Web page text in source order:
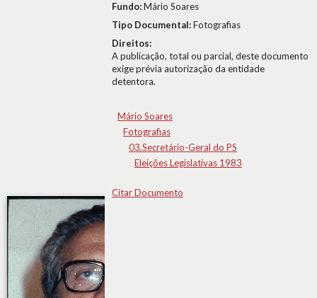
Fundo:Mário Soares
Tipo Documental:Fotografias
Direitos:
A publicação, total ou parcial, deste documento
exige prévia autorização da entidade
detentora.
Mário Soares
Fotografias
03.Secretário-Geral do PS
Eleições Legislativas 1983
Citar Documento